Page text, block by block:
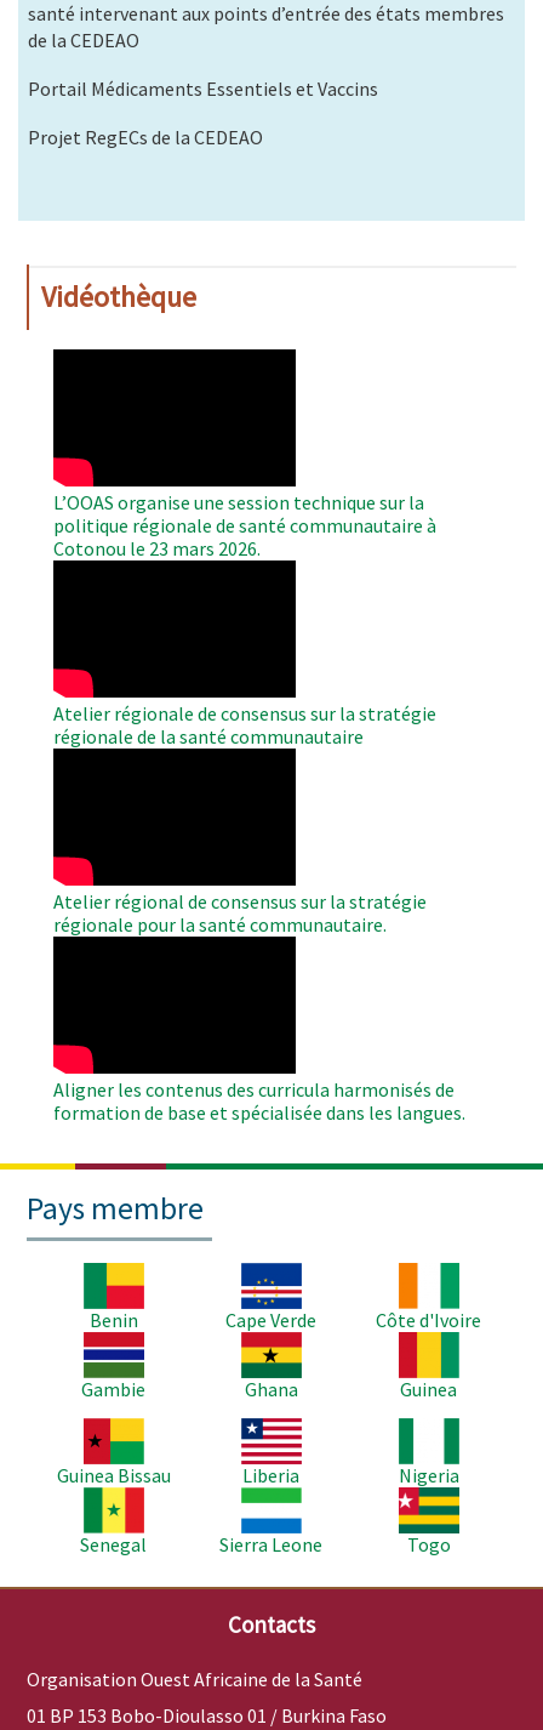
santé intervenant aux points d’entrée des états membres
de la CEDEAO
Portail Médicaments Essentiels et Vaccins
Projet RegECs de la CEDEAO
Vidéothèque
L’OOAS organise une session technique sur la
politique régionale de santé communautaire à
Cotonou le 23 mars 2026.
Atelier régionale de consensus sur la stratégie
régionale de la santé communautaire
Atelier régional de consensus sur la stratégie
régionale pour la santé communautaire.
Aligner les contenus des curricula harmonisés de
formation de base et spécialisée dans les langues.
Pays membre
Benin
Image
Cape Verde
Côte d'Ivoire
Image
Gambie
Image
Ghana
Guinea
Image
Guinea Bissau
Image
Liberia
Nigeria
Senegal
Image
Sierra Leone
Image
Togo
Contacts
Organisation Ouest Africaine de la Santé
01 BP 153 Bobo-Dioulasso 01 / Burkina Faso